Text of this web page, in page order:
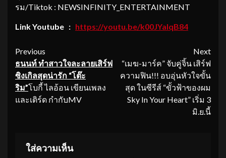
รม/Tiktok : NEWSINFINITY_ENTERTAINMENT
Link Youtube : https://youtu.be/k00JYaIqB84
Continue
Reading
Previous
ธนนท์ ทำสาวใจละลายเสิร์ฟ
ซิงเกิลสุดน่ารัก “โต๊ะ
ริม”โบกี้ ไลอ้อน เขียนเพลง
และเติร์ด กำกับMV
Next
“เมฆ-มาร์ค” จับคู่จิ้น เสิร์ฟ
ความฟิน!!! อบอุ่นหัวใจขั้น
สุด ในซีรีส์ “ขั้วฟ้าของผม
Sky In Your Heart” เริ่ม 3
มิ.ย.นี้
ใส่ความเห็น